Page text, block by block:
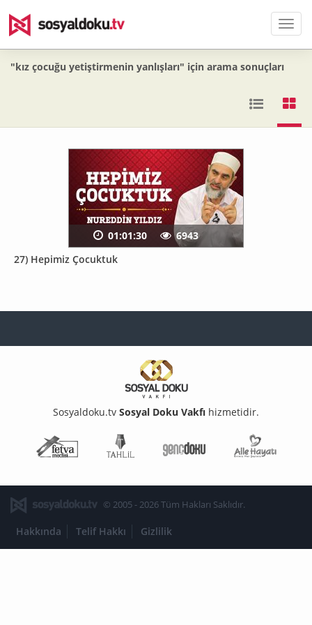
Menü
"kız çocuğu yetiştirmenin yanlışları" için arama sonuçları
27) Hepimiz Çocuktuk
01:01:30 6943
Sosyaldoku.tv Sosyal Doku Vakfı hizmetidir.
Fetva Meclisi
Genç Doku
© 2005 - 2026 Tüm Hakları Saklıdır.
Hakkında Telif Hakkı Gizlilik